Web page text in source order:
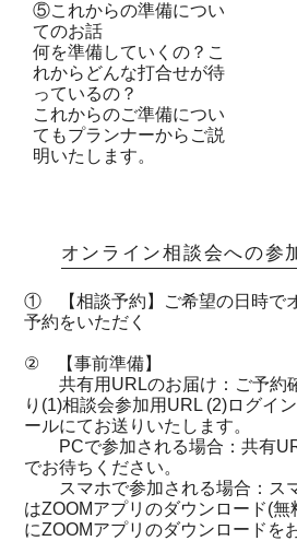
⑤これからの準備につい
てのお話
何を準備していくの？こ
れからどんな打合せが待
っているの？
これからのご準備につい
てもプランナーからご説
明いたします。
オンライン相談会への参
① 【相談予約】ご希望の日時で
予約をいただく
② 【事前準備】
共有用URLのお届け：ご予約
り(1)相談会参加用URL (2)ログイ
ールにてお送りいたします。
PCで参加される場合：共有
でお待ちください。
スマホで参加される場合：ス
はZOOMアプリのダウンロード(
にZOOMアプリのダウンロードを